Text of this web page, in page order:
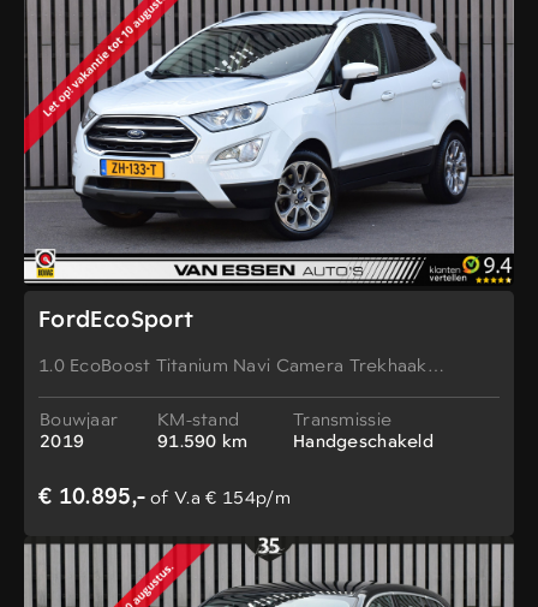
FordEcoSport
1.0 EcoBoost Titanium Navi Camera Trekhaak
Bouwjaar
2019
KM-stand
91.590 km
Transmissie
Handgeschakeld
€ 10.895,-of V.a € 154p/m